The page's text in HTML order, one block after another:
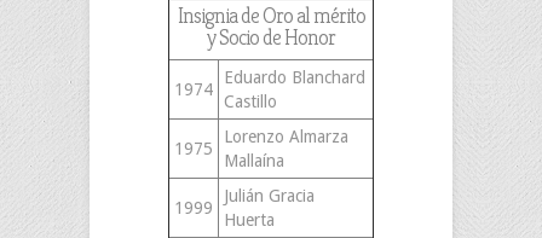
Insignia de Oro al mérito
y Socio de Honor
1974
Eduardo Blanchard
Castillo
1975
Lorenzo Almarza
Mallaína
1999
Julián Gracia
Huerta